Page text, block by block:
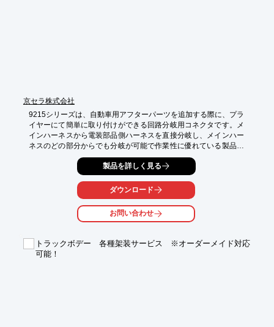
京セラ株式会社
9215シリーズは、自動車用アフターパーツを追加する際に、プラ
イヤーにて簡単に取り付けができる回路分岐用コネクタです。メ
インハーネスから電装部品側ハーネスを直接分岐し、メインハー
ネスのどの部分からでも分岐が可能で作業性に優れている製品で
す。銅電線対応タイプに加え、車両の軽量化に貢献するアルミ電
線対応タイプのバリエーションを取り揃えています。
※詳細はカタログをご確認ください。
製品を詳しく見る
ダウンロード
お問い合わせ
トラックボデー 各種架装サービス ※オーダーメイド対応
可能！